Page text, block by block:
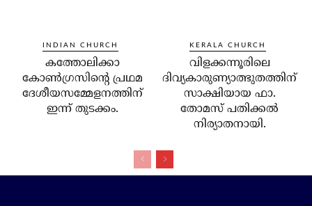
INDIAN CHURCH
കത്തോലിക്കാ
കോണ്‍ഗ്രസിന്റെ പ്രഥമ
ദേശീയസമ്മേളനത്തിന്
ഇന്ന് തുടക്കം.
KERALA CHURCH
വിളക്കന്നൂരിലെ
ദിവ്യകാരുണ്യാത്ഭുതത്തിന്
സാക്ഷിയായ ഫാ.
തോമസ് പതിക്കല്‍
നിര്യാതനായി.